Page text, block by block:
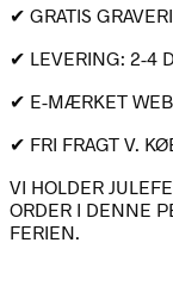
✔ GRATIS
✔ LEVERING: 2-4
✔ E-MÆRKET
✔ FRI FRAGT V.
VI HOLDER
ORDER I DENNE
FERIEN.